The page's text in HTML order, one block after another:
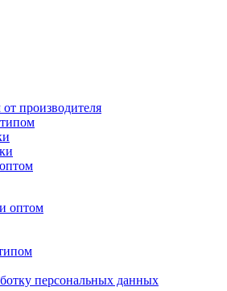
производителя
оптом
персональных данных